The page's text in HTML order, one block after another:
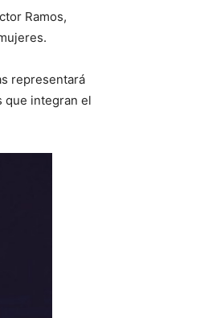
Ramos,
representará
que integran el